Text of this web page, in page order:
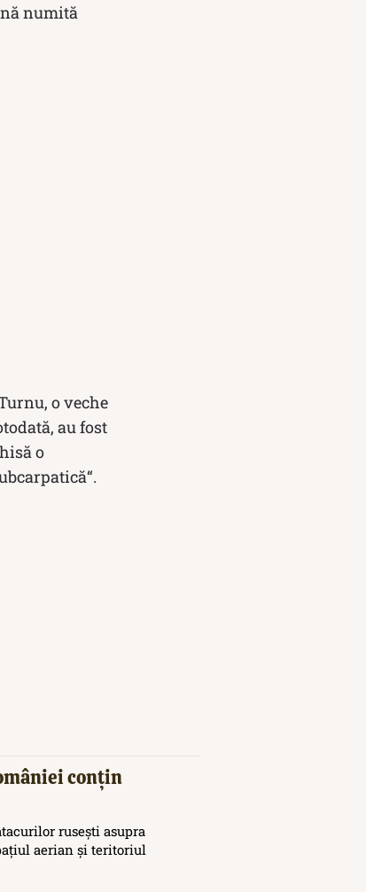
numită
o veche
au fost
o
conțin
rusești asupra
aerian și teritoriul